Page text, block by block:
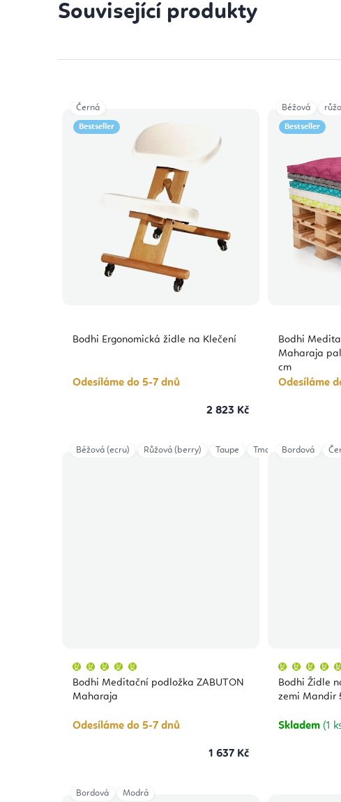
Související produkty
Bestseller
Bodhi Ergonomická židle na Klečení
Odesíláme do 5-7 dnů
2 823 Kč
Černá
Bestseller
Bodhi
Maharaja
cm
Odesíláme
Béžová
Bodhi Meditační podložka ZABUTON
Maharaja
produktu
je
hvězdiček.
Odesíláme do 5-7 dnů
1 637 Kč
Béžová (ecru) Růžová (berry) Taupe Tmavě červená
Bodhi Židle
zemi Mandir
Skladem (1
Bordová
Bordová Modrá